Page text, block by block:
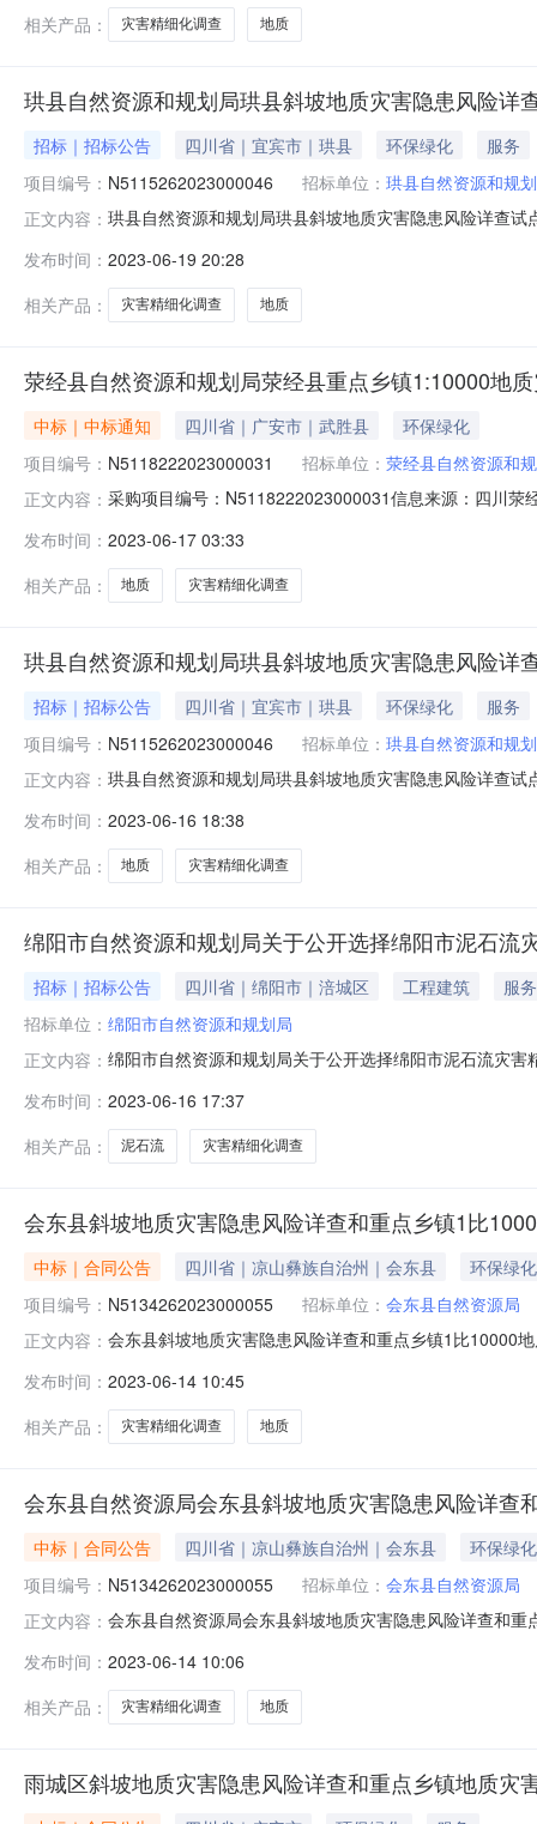
相关产品：
灾害精细化调查 地质
珙县自然资源和规划局珙县斜坡地质灾害隐患风险
招标｜招标公告 四川省｜宜宾市｜珙县 环保绿化
服务
项目编号： N5115262023000046 招标单位： 珙县自然资源和规
正文内容： 珙县自然资源和规划局珙县斜坡地质灾害隐患风险详查
分（北京时间）前提交响应文件。一、项目基本情况项
采
发布时间： 2023-06-19 20:28
相关产品：
灾害精细化调查 地质
荥经县自然资源和规划局荥经县重点乡镇1:10000地
中标｜中标通知 四川省｜广安市｜武胜县
环保绿化
项目编号： N5118222023000031 招标单位： 荥经县自然资源和
正文内容： 采购项目编号：N5118222023000031信息来源：四川荥
查）三、采购结果合同包1:供应商名称供应商地址中标
发布时间： 2023-06-17 03:33
相关产品：
地质 灾害精细化调查
珙县自然资源和规划局珙县斜坡地质灾害隐患风险
招标｜招标公告 四川省｜宜宾市｜珙县 环保绿化
服务
项目编号： N5115262023000046 招标单位： 珙县自然资源和规
正文内容： 珙县自然资源和规划局珙县斜坡地质灾害隐患风险详查
分（北京时间）前提交响应文件。一、项目基本情况项
采
发布时间： 2023-06-16 18:38
相关产品：
地质 灾害精细化调查
绵阳市自然资源和规划局关于公开选择绵阳市泥石流
招标｜招标公告 四川省｜绵阳市｜涪城区 工程建筑
服务
招标单位： 绵阳市自然资源和规划局
正文内容： 绵阳市自然资源和规划局关于公开选择绵阳市泥石流灾
采购代理内容采购标的：绵阳市泥石流灾害精细化调查
和绵阳市政府采购云平台登记备案；（三）近
发布时间： 2023-06-16 17:37
相关产品：
泥石流 灾害精细化调查
会东县斜坡地质灾害隐患风险详查和重点乡镇1比
中标｜合同公告 四川省｜凉山彝族自治州｜会东县
环保绿化
项目编号： N5134262023000055 招标单位： 会东县自然资源局
正文内容： 会东县斜坡地质灾害隐患风险详查和重点乡镇1比10000
同主体采购人（甲方）：会东县自然资源局地址：会东
发布时间： 2023-06-14 10:45
相关产品：
灾害精细化调查 地质
会东县自然资源局会东县斜坡地质灾害隐患风险详
中标｜合同公告 四川省｜凉山彝族自治州｜会东县
环保绿化
项目编号： N5134262023000055 招标单位： 会东县自然资源局
正文内容： 会东县自然资源局会东县斜坡地质灾害隐患风险详查和
灾害精细化调查五、合同主体采购人(甲方)：会东县自
发布时间： 2023-06-14 10:06
相关产品：
灾害精细化调查 地质
雨城区斜坡地质灾害隐患风险详查和重点乡镇地质灾